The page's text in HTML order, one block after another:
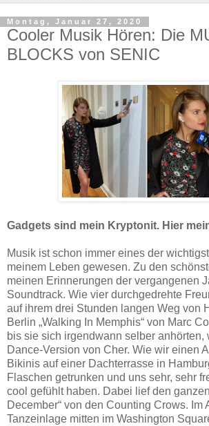
Montag, Januar 27, 2020
Cooler Musik Hören: Die
BLOCKS von SENIC
Gadgets sind mein Kryptonit. Hier
Musik ist schon immer eines der
meinem Leben gewesen. Zu den
meinen Erinnerungen der vergangenen
Soundtrack. Wie vier durchgedrehte
auf ihrem drei Stunden langen Weg von
Berlin „Walking In Memphis“ von Marc
bis sie sich irgendwann selber anhörten,
Dance-Version von Cher. Wie wir einen
Bikinis auf einer Dachterrasse in
Flaschen getrunken und uns sehr, sehr
cool gefühlt haben. Dabei lief den
December“ von den Counting Crows. Im
Tanzeinlage mitten im Washington